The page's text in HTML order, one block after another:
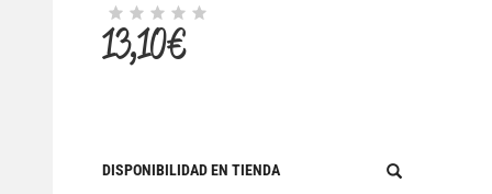
13,10 €
DISPONIBILIDAD EN TIENDA